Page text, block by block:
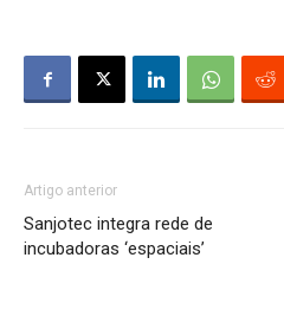
Artigo anterior
Sanjotec integra rede de
incubadoras ‘espaciais’